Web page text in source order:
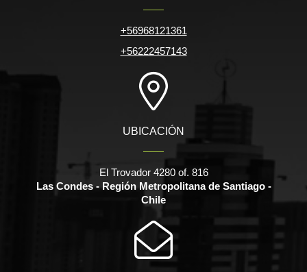
+56968121361
+56222457143
UBICACIÓN
El Trovador 4280 of. 816
Las Condes - Región Metropolitana de Santiago -
Chile